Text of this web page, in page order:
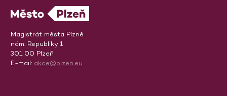
Magistrát města Plzně
nám. Republiky 1
301 00 Plzeň
E-mail: akce@plzen.eu